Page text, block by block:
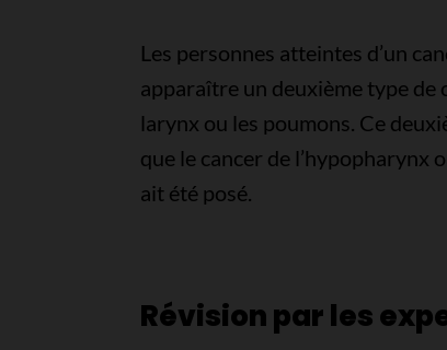
Les personnes atteintes d’un
apparaître un deuxième type de
larynx ou les poumons. Ce
que le cancer de l’hypopharynx
ait été posé.
Révision par les